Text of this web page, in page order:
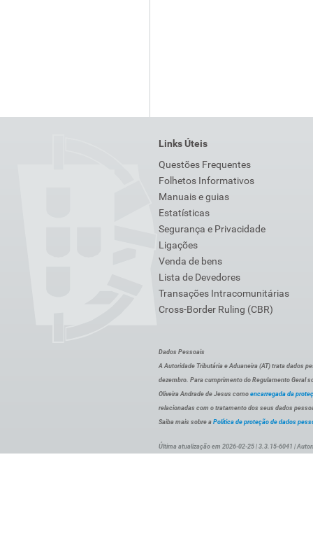
Links Úteis
Questões Frequentes
Folhetos Informativos
Manuais e guias
Estatísticas
Segurança e Privacidade
Ligações
Venda de bens
Lista de Devedores
Transações Intracomunitárias
Cross-Border Ruling (CBR)
Dados Pessoais
A Autoridade Tributária e Aduaneira (AT) trata dados
dezembro. Para cumprimento do Regulamento Geral
Oliveira Andrade de Jesus como encarregada da
relacionadas com o tratamento dos seus dados
Saiba mais sobre a Política de proteção de dados
Última atualização em 2026-02-25 | 3.3.15-6041 |